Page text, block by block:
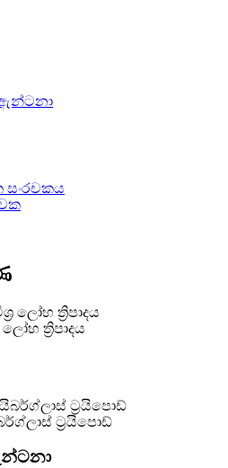
සංරචකය
ත්‍රිපාදය
ට්‍රයිපොඩ්